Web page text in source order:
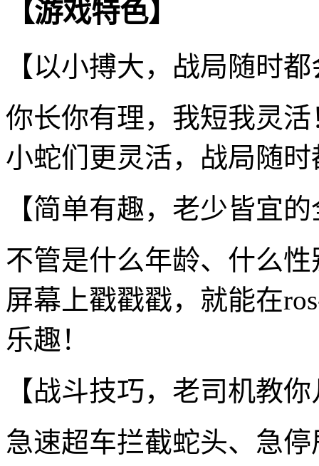
【游戏特色】
【以小搏大，战局随时
你长你有理，我短我灵
小蛇们更灵活，战局随
【简单有趣，老少皆宜
不管是什么年龄、什么
屏幕上戳戳戳，就能在
乐趣！
【战斗技巧，老司机教
急速超车拦截蛇头、急